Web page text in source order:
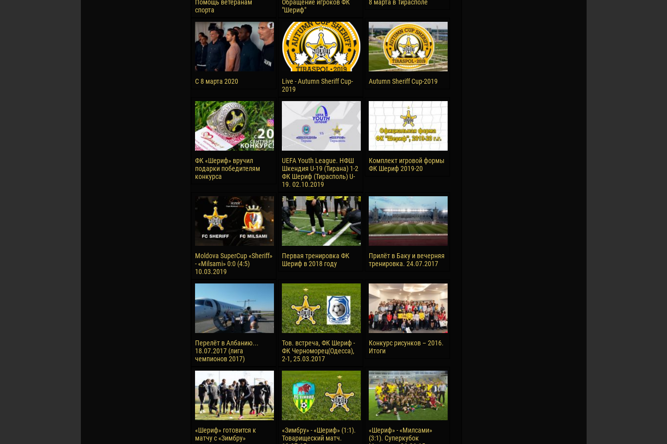
Помощь ветеранам
спорта
Обращение игроков ФК
"Шериф"
8 марта в Тирасполе
С 8 марта 2020
Live - Autumn Sheriff Cup-
2019
Autumn Sheriff Cup-2019
ФК «Шериф» вручил
подарки победителям
конкурса
UEFA Youth League. НФШ
Шкендия U-19 (Тирана) 1-2
ФК Шериф (Тирасполь) U-
19. 02.10.2019
Комплект игровой формы
ФК Шериф 2019-20
Moldova SuperCup «Sheriff»
- «Milsami» 0:0 (4:5)
10.03.2019
Первая тренировка ФК
Шериф в 2018 году
Прилёт в Баку и вечерняя
тренировка. 24.07.2017
Перелёт в Албанию...
18.07.2017 (лига
чемпионов 2017)
Тов. встреча, ФК Шериф -
ФК Черноморец(Одесса),
2-1, 25.03.2017
Конкурс рисунков – 2016.
Итоги
«Шериф» готовится к
матчу с «Зимбру»
«Зимбру» - «Шериф» (1:1).
Товарищеский матч.
«Шериф» - «Милсами»
(3:1). Суперкубок